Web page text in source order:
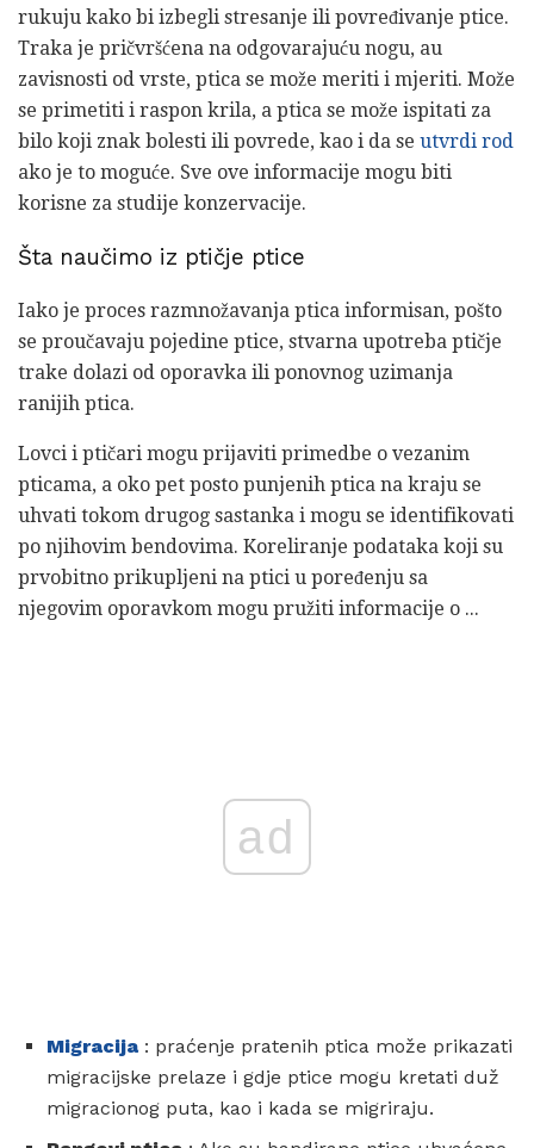
rukuju kako bi izbegli stresanje ili povređivanje ptice.
Traka je pričvršćena na odgovarajuću nogu, au
zavisnosti od vrste, ptica se može meriti i mjeriti. Može
se primetiti i raspon krila, a ptica se može ispitati za
bilo koji znak bolesti ili povrede, kao i da se utvrdi rod
ako je to moguće. Sve ove informacije mogu biti
korisne za studije konzervacije.
Šta naučimo iz ptičje ptice
Iako je proces razmnožavanja ptica informisan, pošto
se proučavaju pojedine ptice, stvarna upotreba ptičje
trake dolazi od oporavka ili ponovnog uzimanja
ranijih ptica.
Lovci i ptičari mogu prijaviti primedbe o vezanim
pticama, a oko pet posto punjenih ptica na kraju se
uhvati tokom drugog sastanka i mogu se identifikovati
po njihovim bendovima. Koreliranje podataka koji su
prvobitno prikupljeni na ptici u poređenju sa
njegovim oporavkom mogu pružiti informacije o ...
ad
Migracija: praćenje pratenih ptica može prikazati
migracijske prelaze i gdje ptice mogu kretati duž
migracionog puta, kao i kada se migriraju.